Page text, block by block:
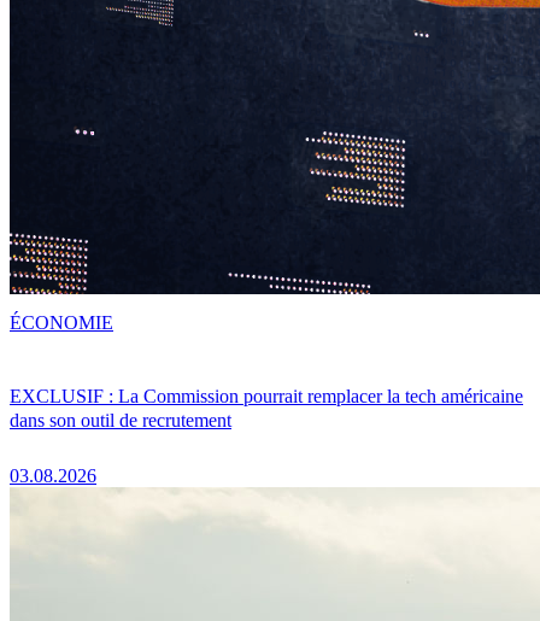
EXCLUSIF : La Commission pourrait remplacer la tech américaine
dans son outil de recrutement
03.08.2026
ÉCONOMIE